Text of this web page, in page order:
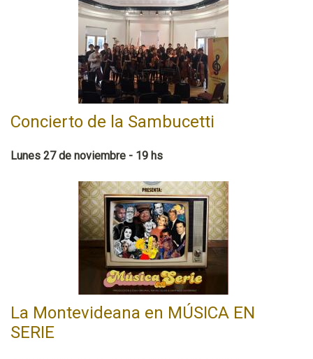
Concierto de la Sambucetti
Lunes 27 de noviembre - 19 hs
La Montevideana en MÚSICA EN
SERIE